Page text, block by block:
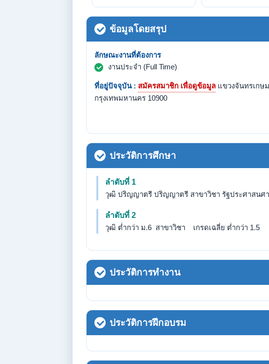
ข้อมูลโดยสรุป
ลักษณะงานที่ต้องการ
งานประจำ (Full Time)
ที่อยู่ปัจจุบัน : สมัครสมาชิก เพื่อดูข้อมูล แขวงจันทรเกษ
กรุงเทพมหานคร 10900
ประวัติการศึกษา
ลำดับที่ 1
วุฒิ ปริญญาตรี ปริญญาตรี สาขาวิชา รัฐประศาสนศา
ลำดับที่ 2
วุฒิ ต่ำกว่า ม.6 สาขาวิชา เกรดเฉลี่ย ต่ำกว่า 1.5
ประวัติการทำงาน
ประวัติการฝึกอบรม